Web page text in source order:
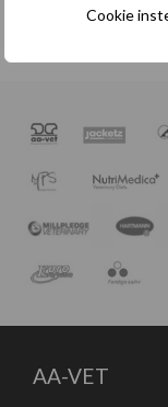
Cookie
AA-VET